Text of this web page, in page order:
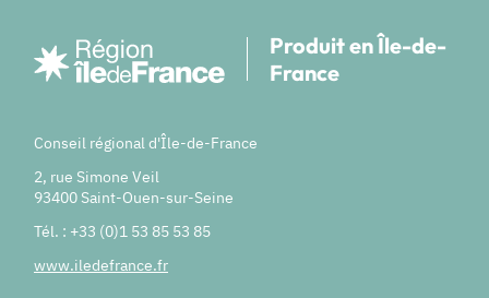
Produit en Île-de-
France
Conseil régional d'Île-de-France
2, rue Simone Veil
93400 Saint-Ouen-sur-Seine
Tél. : +33 (0)1 53 85 53 85
www.iledefrance.fr